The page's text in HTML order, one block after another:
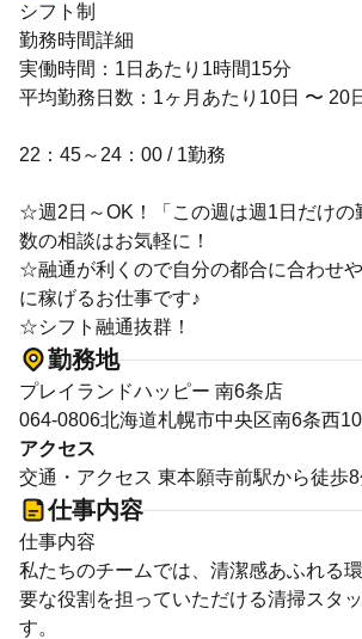
シフト制
勤務時間詳細
実働時間：1日あたり1時間15分
平均勤務日数：1ヶ月あたり10日 〜 20
22：45～24：00 / 1勤務
☆週2日～OK！「この週は週1日だけの
数の相談はお気軽に！
☆融通が利くので自分の都合に合わせ
に稼げるお仕事です♪
☆シフト融通抜群！
勤務地
プレイランドハッピー 南6条店
064-0806北海道札幌市中央区南6条西
アクセス
交通・アクセス 東本願寺前駅から徒歩8
仕事内容
仕事内容
私たちのチームでは、清潔感あふれる
要な役割を担っていただける清掃スタ
す。